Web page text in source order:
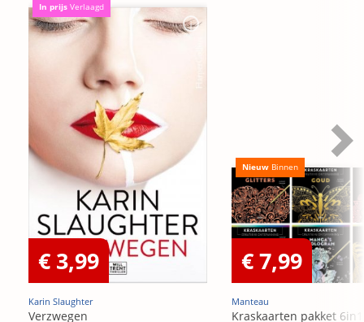
In prijs Verlaagd
€ 3,99
Karin Slaughter
Verzwegen
Nieuw Binnen
€ 7,99
Manteau
Kraskaarten pakket 6in1